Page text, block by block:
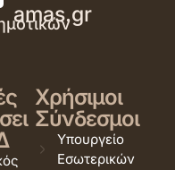
amas.gr
Χρήσιμοι
Σύνδεσμοι
Υπουργείο
Εσωτερικών